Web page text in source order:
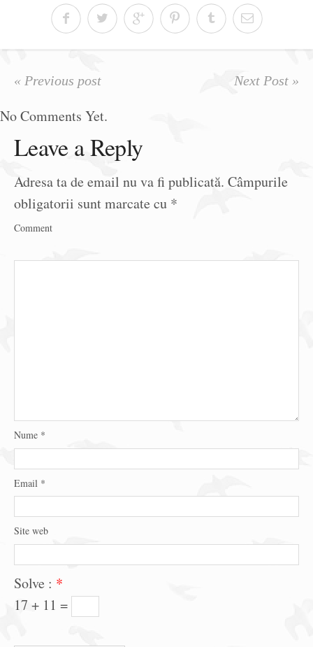
« Previous post Next Post »
No Comments Yet.
Leave a Reply
Adresa ta de email nu va fi publicată. Câmpurile
obligatorii sunt marcate cu *
Comment
Nume *
Email *
Site web
Solve : *
17 + 11 =